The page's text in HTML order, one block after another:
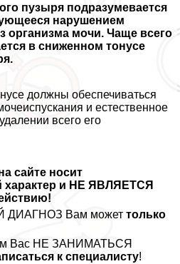
пузыря подразумевается
нарушением
организма мочи. Чаще всего
в сниженном тонусе
должны обеспечиваться
и естественное
всего его
сайте носит
хаpaктер и НЕ ЯВЛЯЕТСЯ
ДИАГНОЗ Вам может только
Вас НЕ ЗАНИМАТЬСЯ
к специалисту!